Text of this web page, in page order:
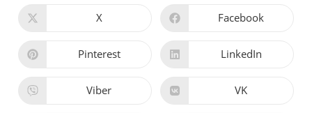
X Facebook
Pinterest LinkedIn
Viber VK